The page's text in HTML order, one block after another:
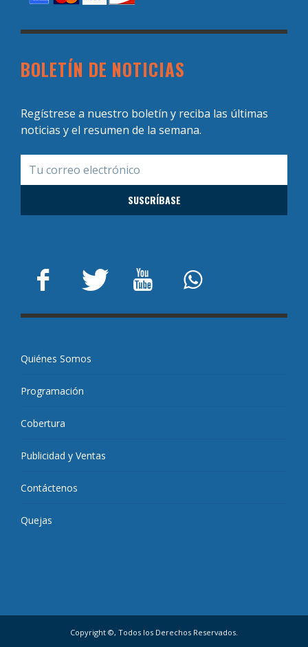
BOLETÍN DE NOTICIAS
Regístrese a nuestro boletín y reciba las últimas
noticias y el resumen de la semana.
Quiénes Somos
Programación
Cobertura
Publicidad y Ventas
Contáctenos
Quejas
Copyright ©, Todos los Derechos Reservados.